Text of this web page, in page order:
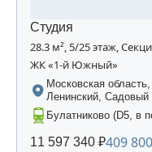
Студия
28.3 м², 5/25 этаж,
ЖК «1-й Южный»
Московская область,
Ленинский, Садовый
Булатниково (D5, в
11 597 340 ₽409